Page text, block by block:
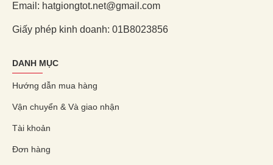
Email: hatgiongtot.net@gmail.com
Giấy phép kinh doanh: 01B8023856
DANH MỤC
Hướng dẫn mua hàng
Vận chuyển & Và giao nhận
Tài khoản
Đơn hàng